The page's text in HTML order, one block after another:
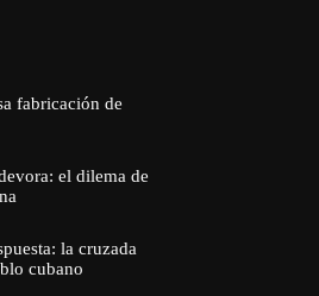
fabricación de
el dilema de
la cruzada
cubano